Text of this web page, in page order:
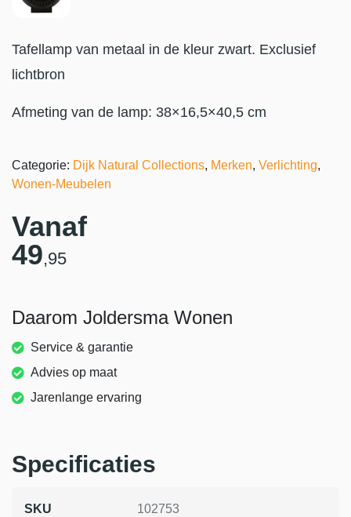
Tafellamp van metaal in de kleur zwart. Exclusief
lichtbron
Afmeting van de lamp: 38×16,5×40,5 cm
Categorie: Dijk Natural Collections, Merken, Verlichting,
Wonen-Meubelen
Vanaf
49,95
Daarom Joldersma Wonen
Service & garantie
Advies op maat
Jarenlange ervaring
Specificaties
SKU 102753